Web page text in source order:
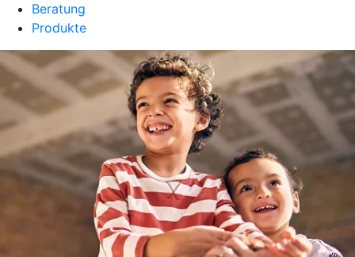
Beratung
Produkte